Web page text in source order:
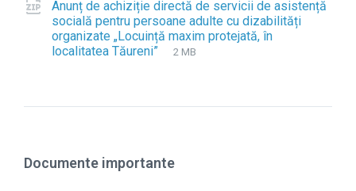
Anunț de achiziție directă de servicii de asistență
socială pentru persoane adulte cu dizabilități
organizate „Locuință maxim protejată, în
localitatea Tăureni”
F
e
n
z
F
s
:
2 MB
Documente importante